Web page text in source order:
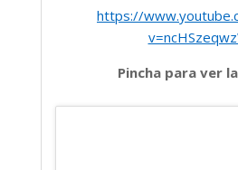
https://
Pincha para ver